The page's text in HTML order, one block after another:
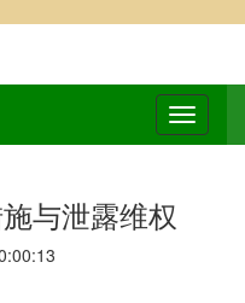
与泄露维权